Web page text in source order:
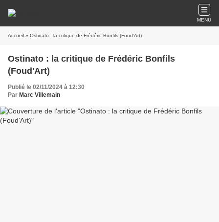
MENU
Accueil » Ostinato : la critique de Frédéric Bonfils (Foud'Art)
Ostinato : la critique de Frédéric Bonfils
(Foud'Art)
Publié le 02/11/2024 à 12:30
Par Marc Villemain